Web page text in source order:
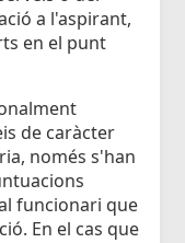
a l'aspirant,
en el punt
de caràcter
només s'han
funcionari que
En el cas que